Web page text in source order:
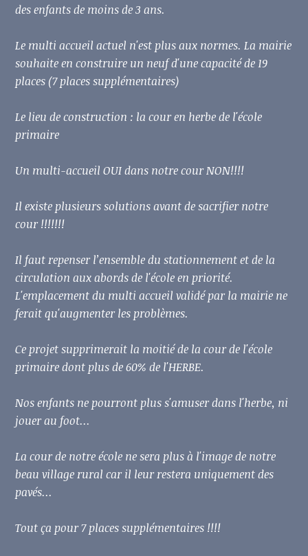
des enfants de moins de 3 ans.
Le multi accueil actuel n'est plus aux normes. La mairie
souhaite en construire un neuf d'une capacité de 19
places (7 places supplémentaires)
Le lieu de construction : la cour en herbe de l'école
primaire
Un multi-accueil OUI dans notre cour NON!!!!
Il existe plusieurs solutions avant de sacrifier notre
cour !!!!!!!
Il faut repenser l’ensemble du stationnement et de la
circulation aux abords de l'école en priorité.
L'emplacement du multi accueil validé par la mairie ne
ferait qu'augmenter les problèmes.
Ce projet supprimerait la moitié de la cour de l'école
primaire dont plus de 60% de l'HERBE.
Nos enfants ne pourront plus s'amuser dans l'herbe, ni
jouer au foot...
La cour de notre école ne sera plus à l'image de notre
beau village rural car il leur restera uniquement des
pavés...
Tout ça pour 7 places supplémentaires !!!!